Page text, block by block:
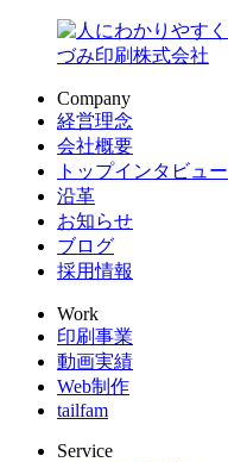
Company
経営理念
会社概要
トップインタビュー
沿革
お知らせ
ブログ
採用情報
Work
印刷事業
動画実績
Web制作
tailfam
Service